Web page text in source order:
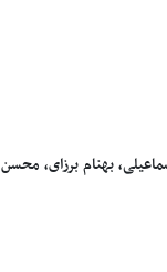
بهنام برزای، محسن